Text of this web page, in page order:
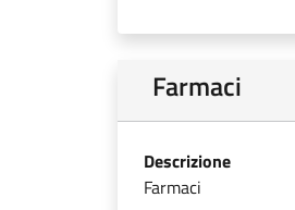
Farmaci
Descrizione
Farmaci